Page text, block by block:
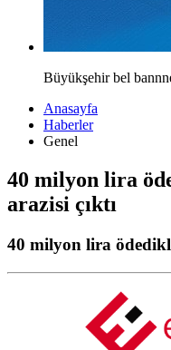
Büyükşehir bel
Anasayfa
Haberler
Genel
40 milyon lira
arazisi çıktı
40 milyon lira